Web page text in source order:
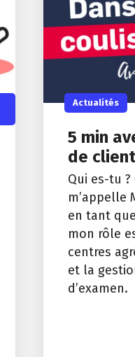
Actualités
5 min
de
Qui es-tu ?
m’appelle
en tant
mon rôle
centres
et la
d’examen.